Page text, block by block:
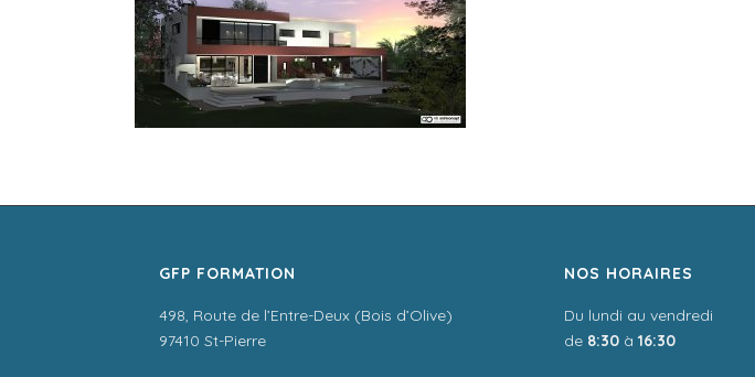
GFP FORMATION
498, Route de l’Entre-Deux (Bois d’Olive)
97410 St-Pierre
NOS HORAIRES
Du lundi au vendredi
de 8:30à 16:30